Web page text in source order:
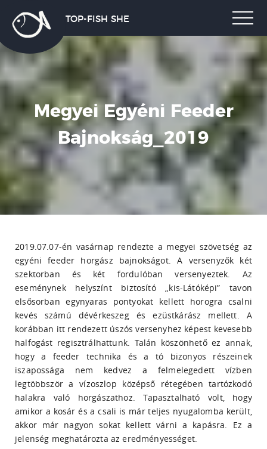
TOP-FISH SHE
Megyei Egyéni Feeder
Bajnokság_2019
2019.07.07-én vasárnap rendezte a megyei szövetség az
egyéni feeder horgász bajnokságot. A versenyzők két
szektorban és két fordulóban versenyeztek. Az
eseménynek helyszínt biztosító „kis-Látóképi” tavon
elsősorban egynyaras pontyokat kellett horogra csalni
kevés számú dévérkeszeg és ezüstkárász mellett. A
korábban itt rendezett úszós versenyhez képest kevesebb
halfogást regisztrálhattunk. Talán köszönhető ez annak,
hogy a feeder technika és a tó bizonyos részeinek
iszapossága nem kedvez a felmelegedett vízben
legtöbbször a vízoszlop középső rétegében tartózkodó
halakra való horgászathoz. Tapasztalható volt, hogy
amikor a kosár és a csali is már teljes nyugalomba került,
akkor már nagyon sokat kellett várni a kapásra. Ez a
jelenség meghatározta az eredményességet.